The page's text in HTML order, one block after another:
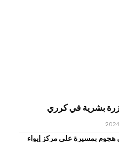
بشرية في كرري
12 نازحًا في هجوم بمسيرة على مركز إيواء